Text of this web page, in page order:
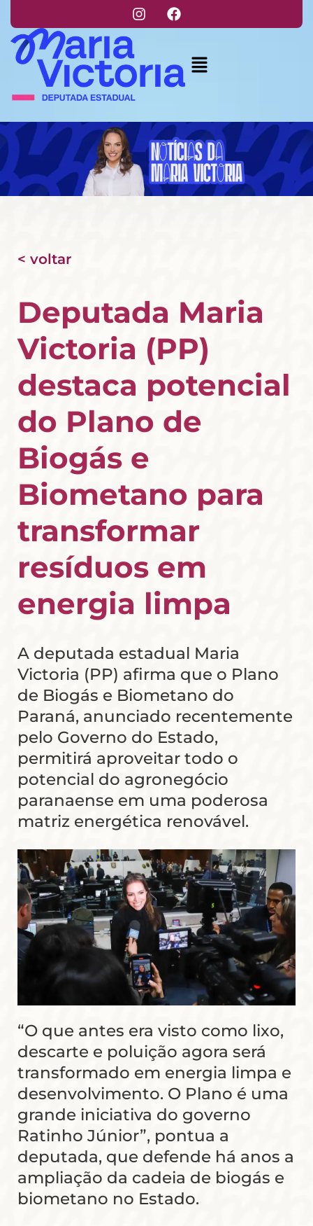
< voltar
Deputada Maria
Victoria (PP)
destaca potencial
do Plano de
Biogás e
Biometano para
transformar
resíduos em
energia limpa
A deputada estadual Maria
Victoria (PP) afirma que o Plano
de Biogás e Biometano do
Paraná, anunciado recentemente
pelo Governo do Estado,
permitirá aproveitar todo o
potencial do agronegócio
paranaense em uma poderosa
matriz energética renovável.
“O que antes era visto como lixo,
descarte e poluição agora será
transformado em energia limpa e
desenvolvimento. O Plano é uma
grande iniciativa do governo
Ratinho Júnior”, pontua a
deputada, que defende há anos a
ampliação da cadeia de biogás e
biometano no Estado.